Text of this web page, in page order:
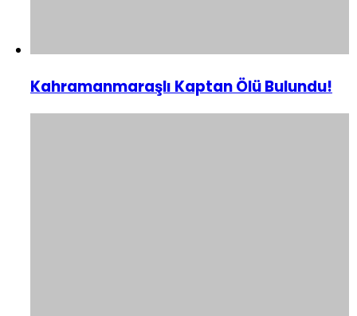
Kahramanmaraşlı Kaptan Ölü Bulundu!